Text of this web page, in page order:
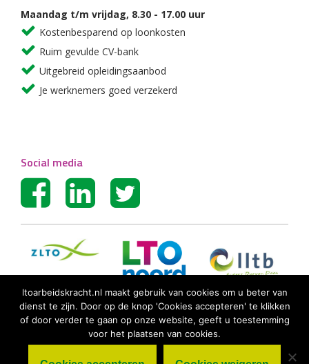
Maandag t/m vrijdag, 8.30 - 17.00 uur
Kostenbesparend op loonkosten
Ruim gevulde CV-bank
Uitgebreid opleidingsaanbod
Je werknemers goed verzekerd
Social media
ltoarbeidskracht.nl maakt gebruik van cookies om u beter van
dienst te zijn. Door op de knop 'Cookies accepteren' te klikken
of door verder te gaan op onze website, geeft u toestemming
voor het plaatsen van cookies.